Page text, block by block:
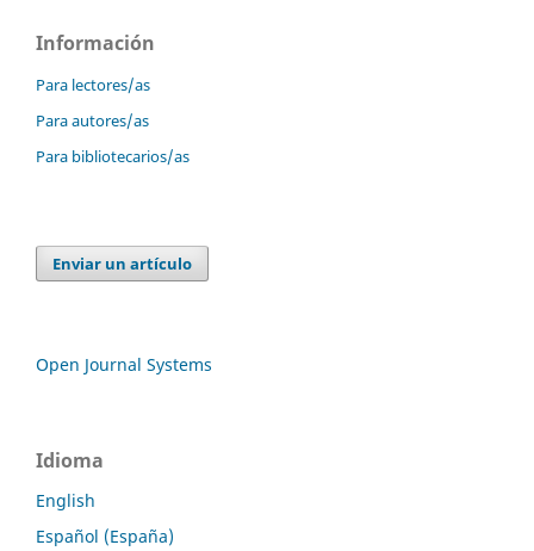
Información
Para lectores/as
Para autores/as
Para bibliotecarios/as
Enviar un artículo
Open Journal Systems
Idioma
English
Español (España)